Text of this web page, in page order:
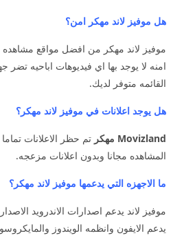
هل موفيز لاند مهكر امن؟
موفيز لاند مهكر من افضل مواقع مشاهده
امنه لا يوجد بها اي فيديوهات اباحيه
القائمه متوفر لديك.
هل يوجد اعلانات في موفيز لاند مهكر؟
Movizland مهكر
تم حظر الاعلانات
المشاهده مجانا وبدون اعلانات مزعجه.
ما الاجهزه التي يدعمها موفيز لاند مهكر؟
موفيز لاند يدعم اصدارات الاندرويد
يدعم الايفون وانظمه الويندوز